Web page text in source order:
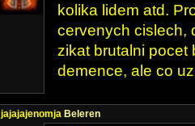
kolika lidem atd.
cervenych cislech,
zikat brutalni pocet
demence, ale co
jajajajenomja Beleren